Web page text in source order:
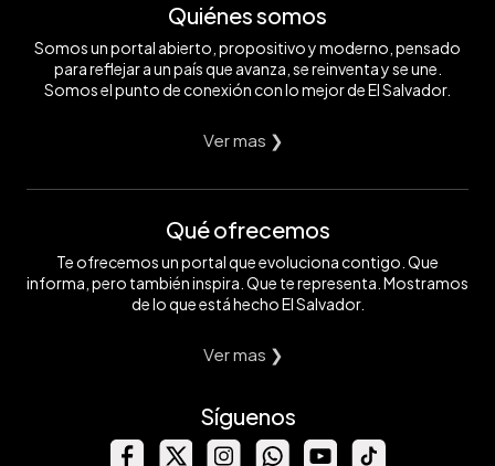
Quiénes somos
Somos un portal abierto, propositivo y moderno, pensado
para reflejar a un país que avanza, se reinventa y se une.
Somos el punto de conexión con lo mejor de El Salvador.
Ver mas ❯
Qué ofrecemos
Te ofrecemos un portal que evoluciona contigo. Que
informa, pero también inspira. Que te representa. Mostramos
de lo que está hecho El Salvador.
Ver mas ❯
Síguenos